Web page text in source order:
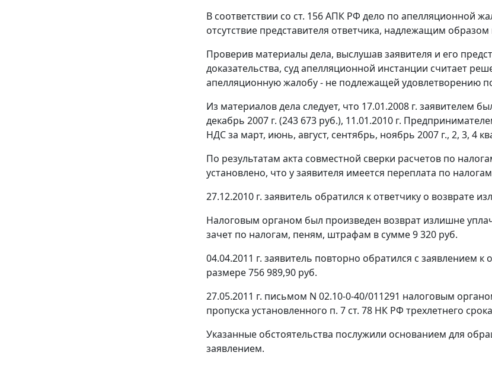
В соответствии со ст. 156АПК РФ дело по апелляционной
отсутствие представителя ответчика, надлежащим
Проверив материалы дела, выслушав заявителя и его
доказательства, суд апелляционной инстанции считает
апелляционную жалобу - не подлежащей удовлетворению
Из материалов дела следует, что 17.01.2008 г. заявителем
декабрь 2007 г. (243 673 руб.), 11.01.2010 г.
НДС за март, июнь, август, сентябрь, ноябрь 2007 г., 2, 3, 4
По результатам акта совместной сверки расчетов по
установлено, что у заявителя имеется переплата по
27.12.2010 г. заявитель обратился к ответчику о
Налоговым органом был произведен возврат излишне
зачет по налогам, пеням, штрафам в сумме 9 320 руб.
04.04.2011 г. заявитель повторно обратился с заявлением
размере 756 989,90 руб.
27.05.2011 г. письмом N 02.10-0-40/011291 налоговым
пропуска установленного п. 7 ст. 78 НК РФ трехлетнего
Указанные обстоятельства послужили основанием для
заявлением.